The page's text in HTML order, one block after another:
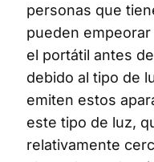
personas que
pueden
el portátil antes
debido al tipo de
emiten estos
este tipo de luz,
relativamente